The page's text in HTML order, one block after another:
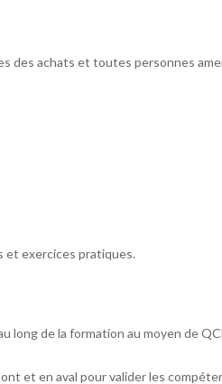
des achats et toutes personnes
et exercices pratiques.
de la formation au moyen de
et en aval pour valider les